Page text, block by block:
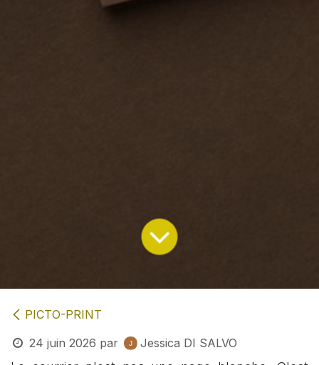
PICTO-PRINT
24 juin 2026 par Jessica DI SALVO